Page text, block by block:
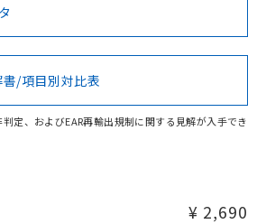
Hg Cd Cr(VI)
O
混在する可能性があります。
。
この製品の規格認証/適合状況ページへ
はこちらのページからご検索ください
/項目別対比表
定、およびEAR再輸出規制に関する見解が入手でき
¥ 2,690
月12日より割愛しておりま